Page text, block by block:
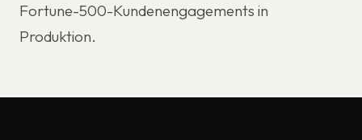
Fortune-500-Kundenengagements in
Produktion.